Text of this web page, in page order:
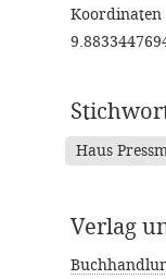
Koordinaten
Haus
Verlag